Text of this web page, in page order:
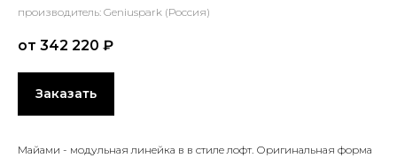
производитель: Geniuspark (Россия)
от 342 220 ₽
Заказать
Майами - модульная линейка в в стиле лофт. Оригинальная форма